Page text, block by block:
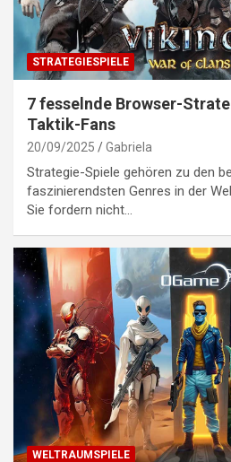
STRATEGIESPIELE
7 fesselnde Browser-
Taktik-Fans
20/09/2025 Gabriela
Strategie-Spiele gehören zu den
faszinierendsten Genres in der
Sie fordern nicht…
WELTRAUMSPIELE